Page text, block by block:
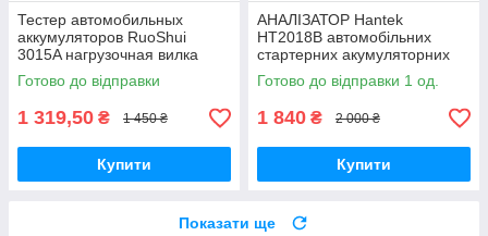
Тестер автомобильных
аккумуляторов RuoShui
3015A нагрузочная вилка
Готово до відправки
1 319,50 ₴ 1 450 ₴
Купити
АНАЛІЗАТОР Hantek
HT2018B автомобільних
стартерних акумуляторних
батарей, тесторі АКБ
Готово до відправки 1 од.
1 840 ₴ 2 000 ₴
Купити
Показати ще